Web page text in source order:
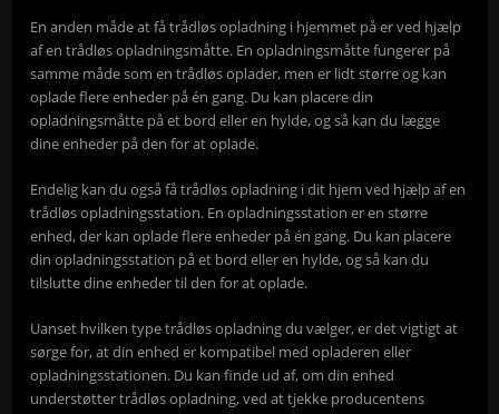
En anden måde at få trådløs opladning i hjemmet på er ved hjælp
af en trådløs opladningsmåtte. En opladningsmåtte fungerer på
samme måde som en trådløs oplader, men er lidt større og kan
oplade flere enheder på én gang. Du kan placere din
opladningsmåtte på et bord eller en hylde, og så kan du lægge
dine enheder på den for at oplade.
Endelig kan du også få trådløs opladning i dit hjem ved hjælp af en
trådløs opladningsstation. En opladningsstation er en større
enhed, der kan oplade flere enheder på én gang. Du kan placere
din opladningsstation på et bord eller en hylde, og så kan du
tilslutte dine enheder til den for at oplade.
Uanset hvilken type trådløs opladning du vælger, er det vigtigt at
sørge for, at din enhed er kompatibel med opladeren eller
opladningsstationen. Du kan finde ud af, om din enhed
understøtter trådløs opladning, ved at tjekke producentens